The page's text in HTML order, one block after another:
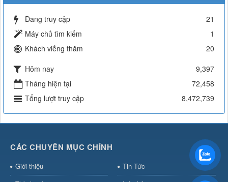
Đang truy cập
21
Máy chủ tìm kiếm
1
Khách viếng thăm
20
Hôm nay
9,397
Tháng hiện tại
72,458
Tổng lượt truy cập
8,472,739
CÁC CHUYÊN MỤC CHÍNH
Giới thiệu
Tin Tức